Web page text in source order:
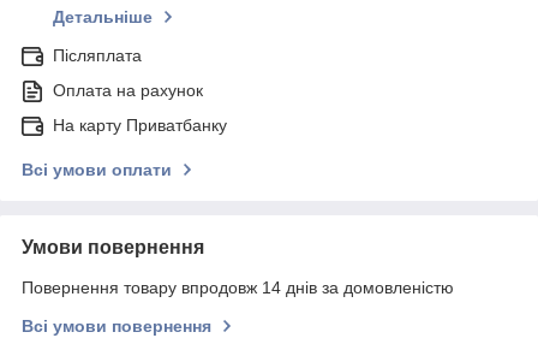
Детальніше
Післяплата
Оплата на рахунок
На карту Приватбанку
Всі умови оплати
Умови повернення
Повернення товару впродовж 14 днів за домовленістю
Всі умови повернення